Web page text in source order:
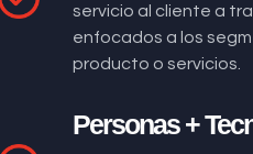
servicio al cliente a
enfocados a los
producto o servicios.
Personas +